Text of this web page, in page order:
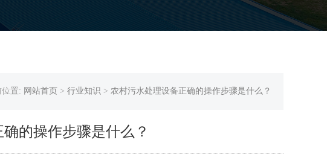
位置: 网站首页 > 行业知识 > 农村污水处理设备正确的操作步骤是什么？
的操作步骤是什么？